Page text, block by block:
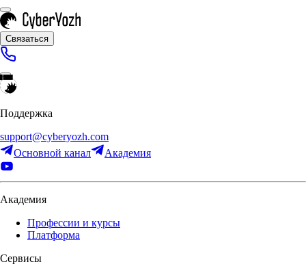
Связаться
Поддержка
support@cyberyozh.com
Основной канал
Академия
Академия
Профессии и курсы
Платформа
Сервисы